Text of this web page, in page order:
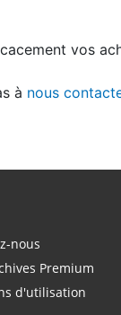
vos
à nous
nous
Premium
d'utilisation